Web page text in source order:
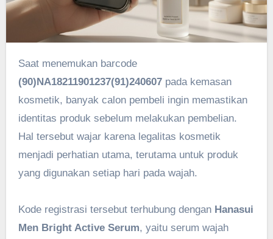
Saat menemukan barcode
(90)NA18211901237(91)240607pada kemasan
kosmetik, banyak calon pembeli ingin memastikan
identitas produk sebelum melakukan pembelian.
Hal tersebut wajar karena legalitas kosmetik
menjadi perhatian utama, terutama untuk produk
yang digunakan setiap hari pada wajah.
Kode registrasi tersebut terhubung dengan Hanasui
Men Bright Active Serum, yaitu serum wajah